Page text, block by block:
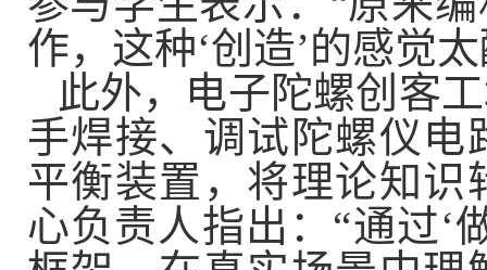
作，这种‘创造’的感觉
此外，电子陀螺创客
手焊接、调试陀螺仪
平衡装置，将理论知
心负责人指出：“通过‘